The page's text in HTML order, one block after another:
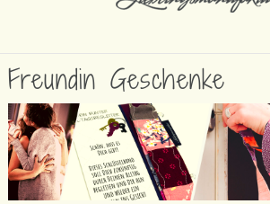
Freundin Geschenke